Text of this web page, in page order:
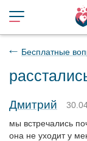
Бесплатные
Дмитрий
мы встречались
она не уходит у